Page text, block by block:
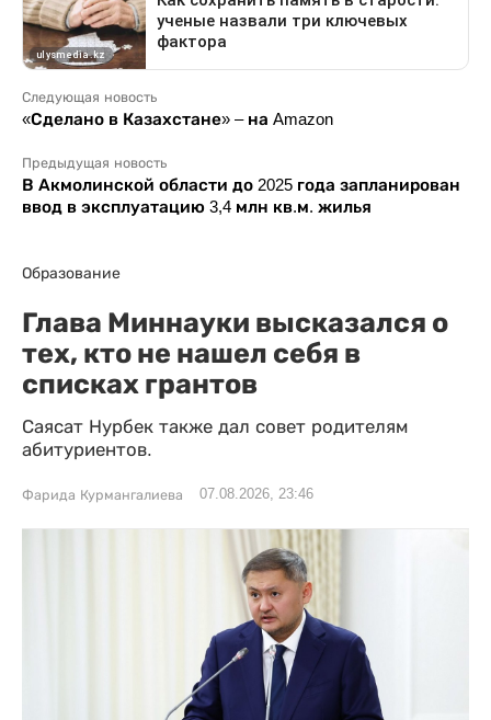
Следующая новость
«Сделано в Казахстане» – на Amazon
Предыдущая новость
В Акмолинской области до 2025 года запланирован
ввод в эксплуатацию 3,4 млн кв.м. жилья
Образование
Глава Миннауки высказался о
тех, кто не нашел себя в
списках грантов
Саясат Нурбек также дал совет родителям
абитуриентов.
Фарида Курмангалиева 07.08.2026, 23:46